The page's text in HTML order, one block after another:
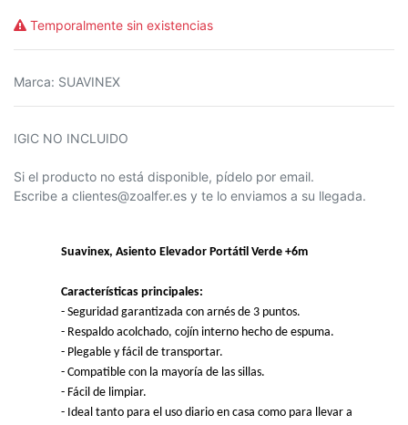
Temporalmente sin existencias
Marca: SUAVINEX
IGIC NO INCLUIDO
Si el producto no está disponible, pídelo por email.
Escribe a clientes@zoalfer.es y te lo enviamos a su llegada.
- Seguridad garantizada con arnés de 3 puntos.
- Respaldo acolchado, cojín interno hecho de espuma.
- Plegable y fácil de transportar.
- Compatible con la mayoría de las sillas.
- Fácil de limpiar.
- Ideal tanto para el uso diario en casa como para llevar a